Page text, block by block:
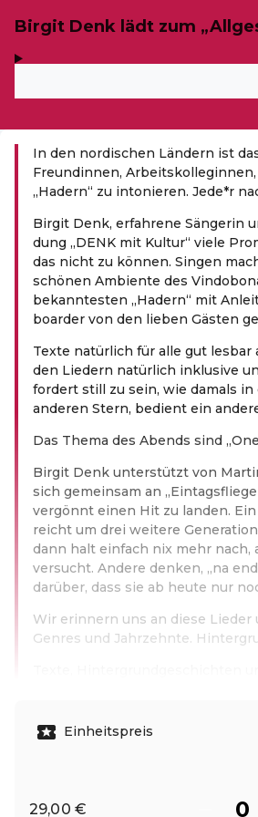
Birgit Denk lädt zum
In den nordischen Ländern ist
Freundinnen, Arbeitskolleg
„Hadern“ zu intonieren. Jede*r
Bir­git Denk, erfah­re­ne Sän­ge­rin
dung ​„DENK mit Kul­tur“ vie­le
das nicht zu kön­nen. Sin­gen
schö­nen Ambi­en­te des
bekann­tes­ten ​„Hadern“ mit
boar­der von den lie­ben Gäs­ten
Tex­te natür­lich für alle gut
den Lie­dern natür­lich inklu­si­ve
for­dert still zu sein, wie damals
ande­ren Stern, bedient ein
Das The­ma des Abends sind
Birgit Denk unterstützt von
sich gemeinsam an
vergönnt einen Hit zu landen.
reicht um drei weitere
dann halt einfach nix mehr
versucht. Andere denken, „na
darüber, dass sie ab heute nur
Wir erinnern uns an diese Lieder
Genres und Jahrzehnte.
Einheitspreis
29,00 €